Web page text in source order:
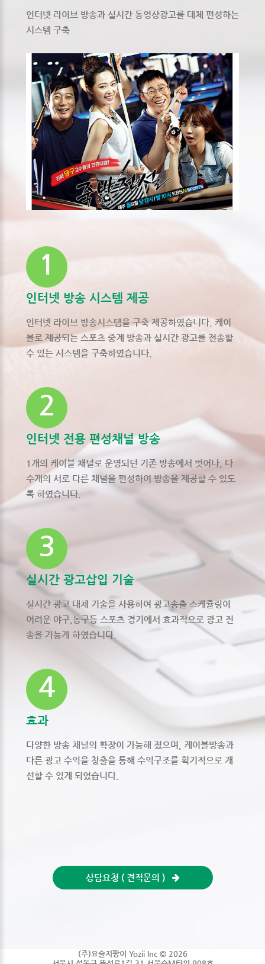
인터넷 라이브 방송과 실시간 동영상광고를 대체 편성하는
시스템 구축
인터넷 방송 시스템 제공
인터넷 라이브 방송시스템을 구축 제공하였습니다. 케이
블로 제공되는 스포츠 중계 방송과 실시간 광고를 전송할
수 있는 시스템을 구축하였습니다.
인터넷 전용 편성채널 방송
1개의 케이블 채널로 운영되던 기존 방송에서 벗어나, 다
수개의 서로 다른 채널을 편성하여 방송을 제공할 수 있도
록 하였습니다.
실시간 광고삽입 기술
실시간 광고 대체 기술을 사용하여 광고송출 스케쥴링이
어려운 야구,농구등 스포츠 경기에서 효과적으로 광고 전
송을 가능케 하였습니다.
효과
다양한 방송 채널의 확장이 가능해 졌으며, 케이블방송과
다른 광고 수익을 창출을 통해 수익구조를 획기적으로 개
선할 수 있게 되었습니다.
상담요청 ( 견적문의 )
(주)요술지팡이 Yozii Inc © 2026